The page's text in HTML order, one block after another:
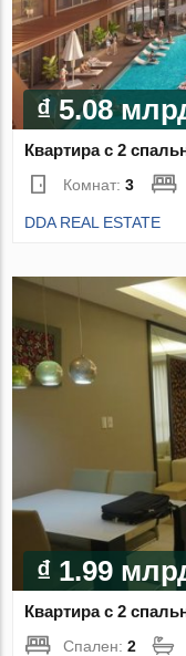
₫ 5.08
Квартира с 2
Комнат:3
DDA REAL ESTATE
₫ 1.99
Квартира с 2
Спален:2